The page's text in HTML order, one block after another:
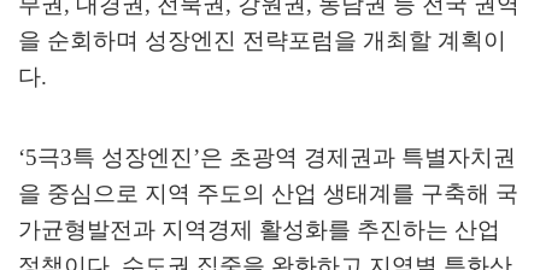
을 순회하며 성장엔진 전략포럼을 개최할 계획이
다.
‘5극3특 성장엔진’은 초광역 경제권과 특별자치권
을 중심으로 지역 주도의 산업 생태계를 구축해 국
가균형발전과 지역경제 활성화를 추진하는 산업